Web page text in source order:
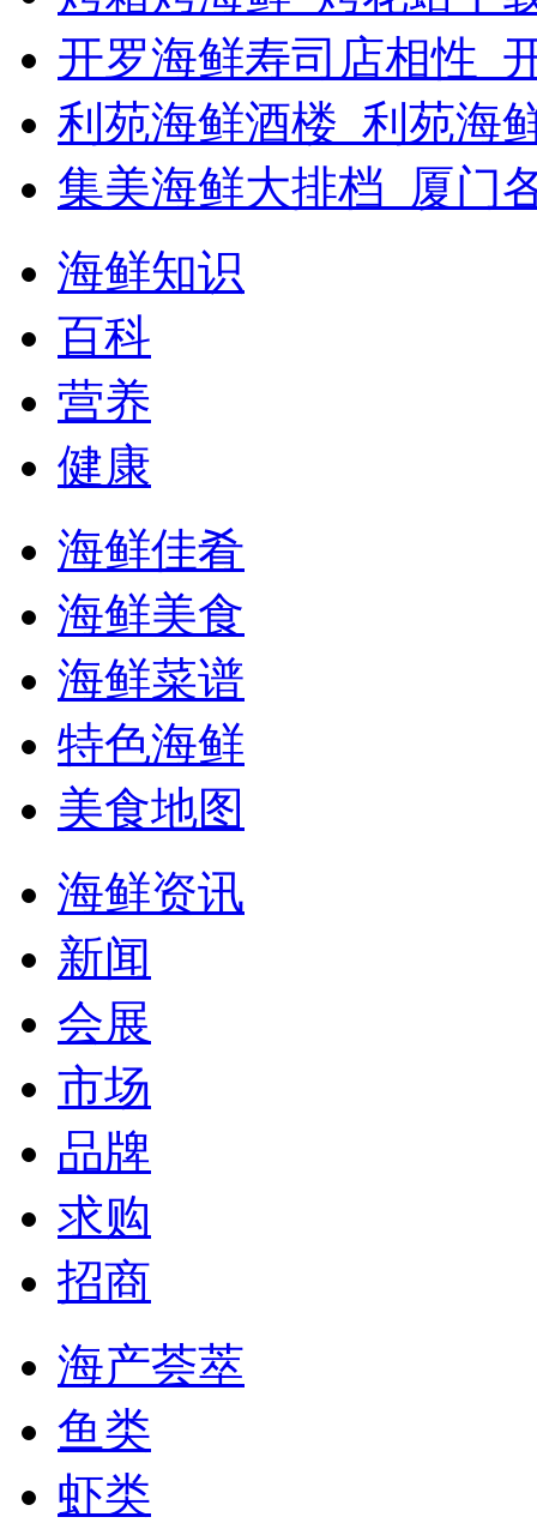
开罗海鲜寿司店相性_
利苑海鲜酒楼_利苑海
集美海鲜大排档_厦门
海鲜知识
百科
营养
健康
海鲜佳肴
海鲜美食
海鲜菜谱
特色海鲜
美食地图
海鲜资讯
新闻
会展
市场
品牌
求购
招商
海产荟萃
鱼类
虾类